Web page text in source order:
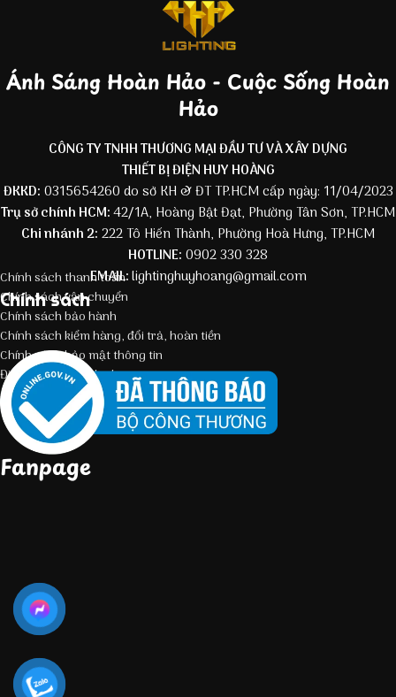
Ánh Sáng Hoàn Hảo - Cuộc Sống Hoàn
Hảo
CÔNG TY TNHH THƯƠNG MẠI ĐẦU TƯ VÀ XÂY DỰNG
THIẾT BỊ ĐIỆN HUY HOÀNG
ĐKKD: 0315654260 do sở KH & ĐT TP.HCM cấp ngày: 11/04/2023
Trụ sở chính HCM:42/1A, Hoàng Bật Đạt, Phường Tân Sơn, TP.HCM
Chi nhánh 2: 222 Tô Hiến Thành, Phường Hoà Hưng, TP.HCM
HOTLINE: 0902 330 328
EMAIL:lightinghuyhoang@gmail.com
Chính sách
Chính sách thanh toán
Chính sách vận chuyển
Chính sách bảo hành
Chính sách kiểm hàng, đổi trả, hoàn tiền
Chính sách bảo mật thông tin
Điều kiện giao dịch chung
Fanpage